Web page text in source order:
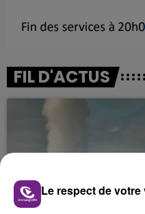
FIL D'ACTUS
Le respect de